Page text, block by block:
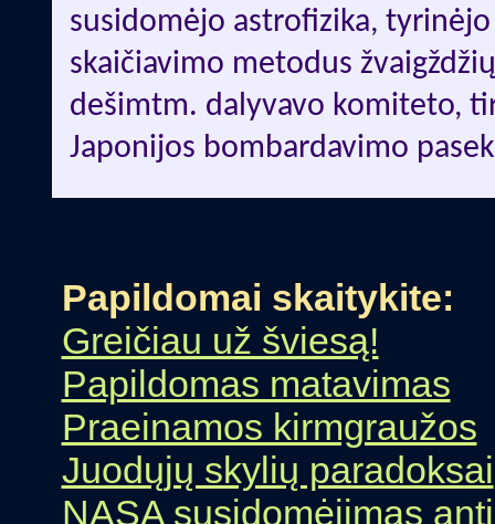
susidomėjo astrofizika,
skaičiavimo metodus
dešimtm. dalyvavo komiteto,
Japonijos bombardavimo
Papildomai skaitykite:
Greičiau už šviesą!
Papildomas matavimas
Praeinamos kirmgraužos
Juodųjų skylių paradoksai
NASA susidomėjimas